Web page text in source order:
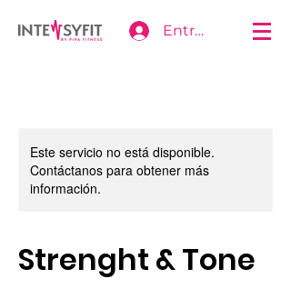
Entrar
Este servicio no está disponible.
Contáctanos para obtener más
información.
Strenght & Tone